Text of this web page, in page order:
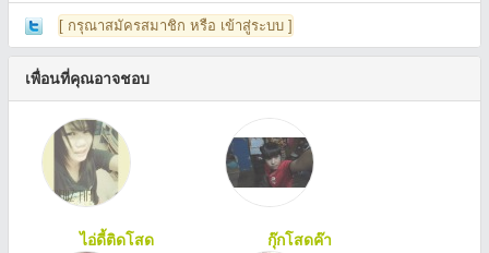
[ กรุณาสมัครสมาชิก หรือ เข้าสู่ระบบ ]
เพื่อนที่คุณอาจชอบ
ไอ่ดี้ติดโสด กุ๊กโสดค๊า